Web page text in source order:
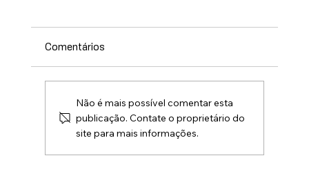
Lançamento do Show de Prêmios da 213ª
Comentários
Não é mais possível comentar esta
publicação. Contate o proprietário do
site para mais informações.